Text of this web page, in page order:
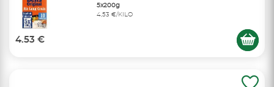
5x200g
4,53 €/KILO
4.53 €